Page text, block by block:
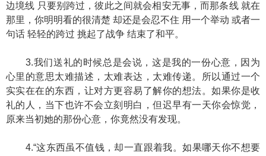
边境线 只要别跨过，彼此之间就会相安无事，而那条线 就在
那里，你明明看的很清楚 却还是会忍不住 用一个举动 或者一
句话 轻轻的跨过 挑起了战争 结束了和平。
3.我们送礼的时候总是会说，这是我的一份心意，因为
心里的意思太难描述，太难表达，太难传递。所以通过一个
实实在在的东西，让对方更容易了解你的想法。如果你是收
礼的人，当下也许不会立刻明白，但迟早有一天你会惊觉，
原来当初她的那份心意，你竟然没有发现。
4.“这东西虽不值钱，却一直跟着我。如果哪天你不想要